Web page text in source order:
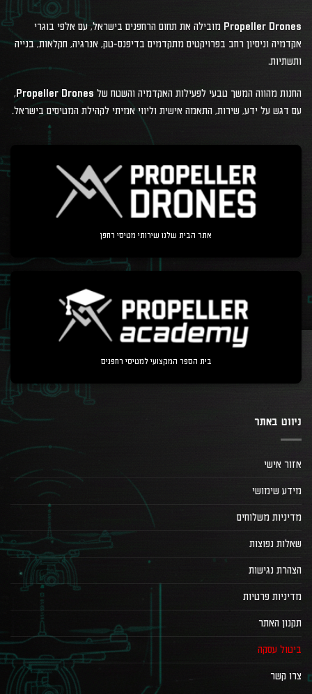
Propeller Drones מובילה את תחום הרחפנים בישראל, עם אלפי בוגרי
אקדמיה וניסיון רחב בפרויקטים מתקדמים בדיפנס-טק, אנרגיה, חקלאות, בנייה
ותשתיות.
החנות מהווה המשך טבעי לפעילות האקדמיה והשטח של Propeller Drones,
עם דגש על ידע, שירות, התאמה אישית וליווי אמיתי לקהילת המטיסים בישראל.
אתר הבית שלנו שירותי מטיסי רחפן
בית הספר המקצועי למטיסי רחפנים
ניווט באתר
אזור אישי
מידע שימושי
מדיניות משלוחים
שאלות נפוצות
הצהרת נגישות
מדיניות פרטיות
תקנון האתר
ביטול עסקה
צרו קשר